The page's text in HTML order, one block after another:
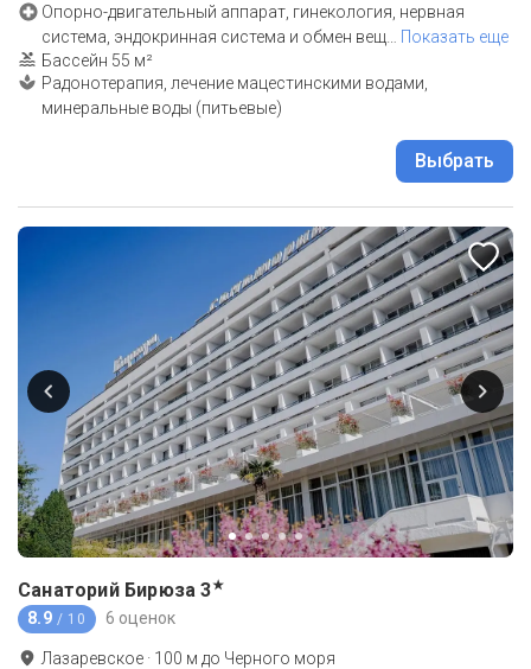
Опорно-двигательный аппарат, гинекология, нервная
система, эндокринная система и обмен вещ
Показать еще
Бассейн 55 м²
Радонотерапия, лечение мацестинскими водами,
минеральные воды (питьевые)
Выбрать
Санаторий Бирюза 3★
8.9 / 10 6 оценок
Лазаревское · 100 м до Черного моря